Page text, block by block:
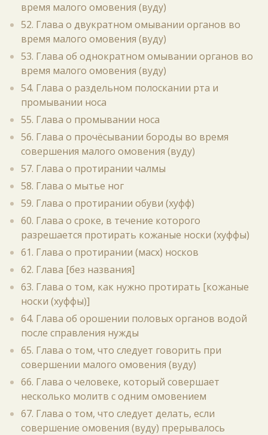
время малого омовения (вуду)
52. Глава о двукратном омывании органов во
время малого омовения (вуду)
53. Глава об однократном омывании органов во
время малого омовения (вуду)
54. Глава о раздельном полоскании рта и
промывании носа
55. Глава о промывании носа
56. Глава о прочёсывании бороды во время
совершения малого омовения (вуду)
57. Глава о протирании чалмы
58. Глава о мытье ног
59. Глава о протирании обуви (хуфф)
60. Глава о сроке, в течение которого
разрешается протирать кожаные носки (хуффы)
61. Глава о протирании (масх) носков
62. Глава [без названия]
63. Глава о том, как нужно протирать [кожаные
носки (хуффы)]
64. Глава об орошении половых органов водой
после справления нужды
65. Глава о том, что следует говорить при
совершении малого омовения (вуду)
66. Глава о человеке, который совершает
несколько молитв с одним омовением
67. Глава о том, что следует делать, если
совершение омовения (вуду) прерывалось